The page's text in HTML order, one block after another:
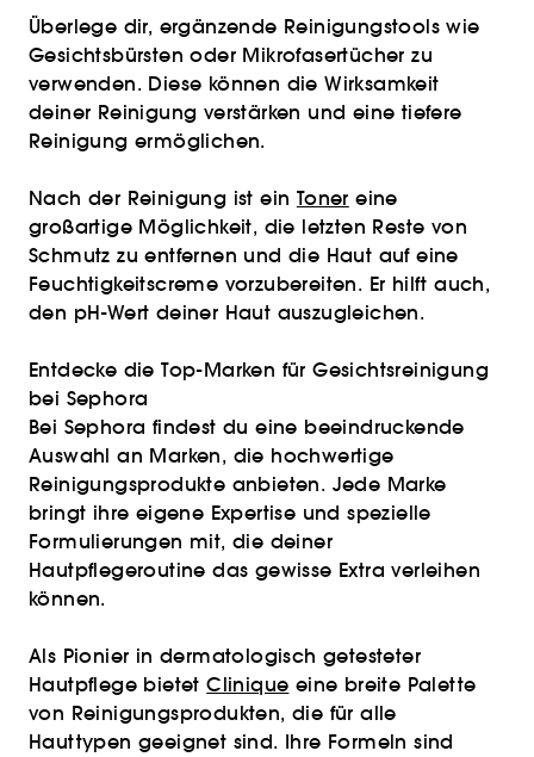
Überlege dir, ergänzende Reinigungstools wie
Gesichtsbürsten oder Mikrofasertücher zu
verwenden. Diese können die Wirksamkeit
deiner Reinigung verstärken und eine tiefere
Reinigung ermöglichen.
Nach der Reinigung ist ein Toner eine
großartige Möglichkeit, die letzten Reste von
Schmutz zu entfernen und die Haut auf eine
Feuchtigkeitscreme vorzubereiten. Er hilft auch,
den pH-Wert deiner Haut auszugleichen.
Entdecke die Top-Marken für Gesichtsreinigung
bei Sephora
Bei Sephora findest du eine beeindruckende
Auswahl an Marken, die hochwertige
Reinigungsprodukte anbieten. Jede Marke
bringt ihre eigene Expertise und spezielle
Formulierungen mit, die deiner
Hautpflegeroutine das gewisse Extra verleihen
können.
Als Pionier in dermatologisch getesteter
Hautpflege bietetClinique eine breite Palette
von Reinigungsprodukten, die für alle
Hauttypen geeignet sind. Ihre Formeln sind